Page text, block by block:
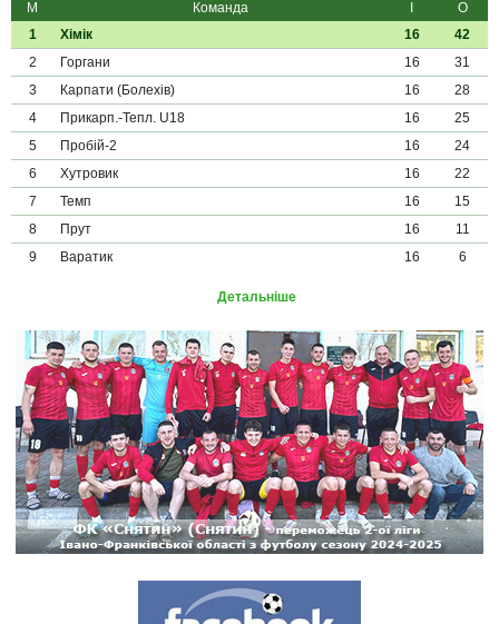
М Команда
О
1
Хімік 16
42
2
Горгани 16
31
3
Карпати (Болехів) 16
28
4
Прикарп.-Тепл. U18 16
25
5
Пробій-2 16
24
6
Хутровик 16
22
7
Темп 16
15
8
Прут 16
11
9
Варатик 16 6
Детальніше